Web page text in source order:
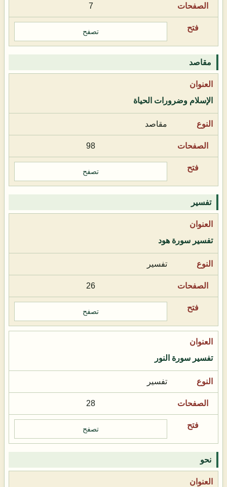
7
تصفح
مقاصد
الإسلام وضرورات الحياة
مقاصد
98
تصفح
تفسير
تفسير سورة هود
تفسير
26
تصفح
تفسير سورة النور
تفسير
28
تصفح
نحو